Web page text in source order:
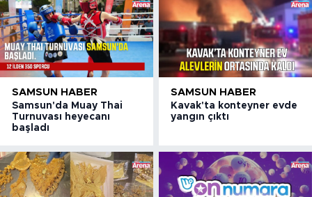
SAMSUN HABER
Samsun'da Muay Thai
Turnuvası heyecanı
başladı
SAMSUN HABER
Kavak'ta konteyner evde
yangın çıktı